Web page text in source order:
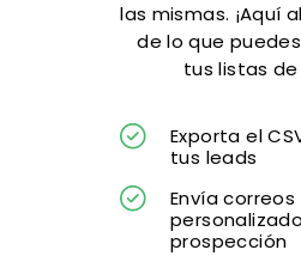
las mismas. ¡Aquí
de lo que
tus listas
Exporta el
tus leads
Envía correos
prospección